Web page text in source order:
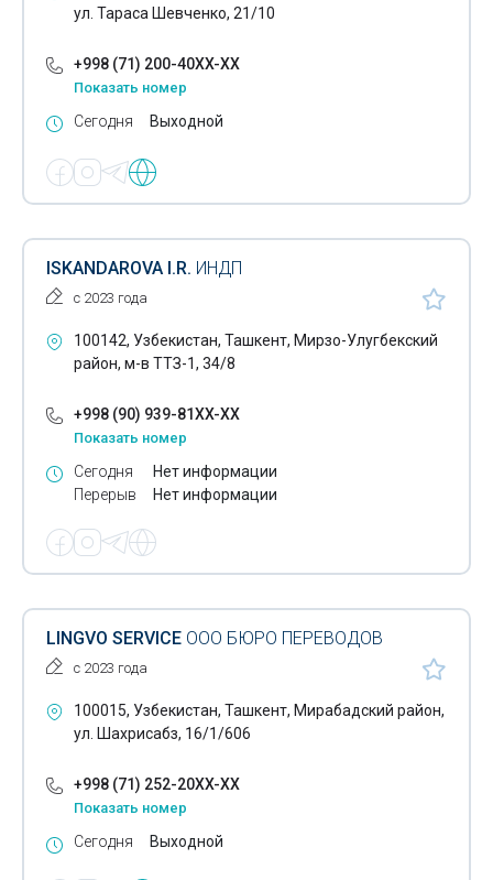
ул. Тараса Шевченко, 21/10
+998 (71) 200-40XX-XX
Показать номер
Сегодня Выходной
ISKANDAROVA I.R. ИНДП
с 2023 года
100142, Узбекистан, Ташкент, Мирзо-Улугбекский
район, м-в ТТЗ-1, 34/8
+998 (90) 939-81XX-XX
Показать номер
Сегодня
Перерыв
Нет информации
Нет информации
LINGVO SERVICE ООО БЮРО ПЕРЕВОДОВ
с 2023 года
100015, Узбекистан, Ташкент, Мирабадский район,
ул. Шахрисабз, 16/1/606
+998 (71) 252-20XX-XX
Показать номер
Сегодня Выходной